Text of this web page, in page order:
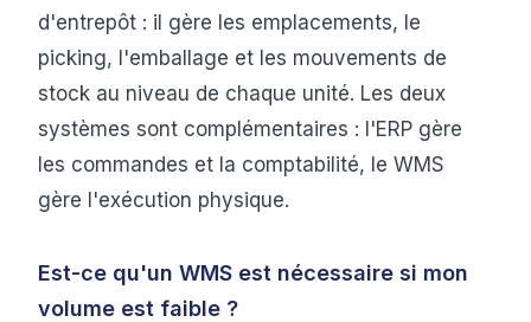
d'entrepôt : il gère les emplacements, le
picking, l'emballage et les mouvements de
stock au niveau de chaque unité. Les deux
systèmes sont complémentaires : l'ERP gère
les commandes et la comptabilité, le WMS
gère l'exécution physique.
Est-ce qu'un WMS est nécessaire si mon
volume est faible ?